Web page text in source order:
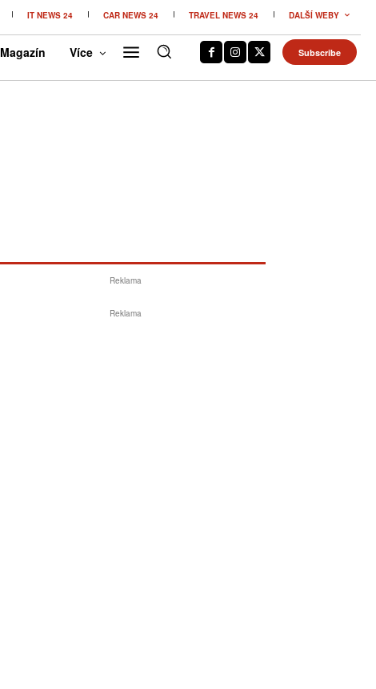
IT NEWS 24 CAR NEWS 24 TRAVEL NEWS 24 DALŠÍ WEBY
Magazín Více Subscribe
Reklama
Reklama